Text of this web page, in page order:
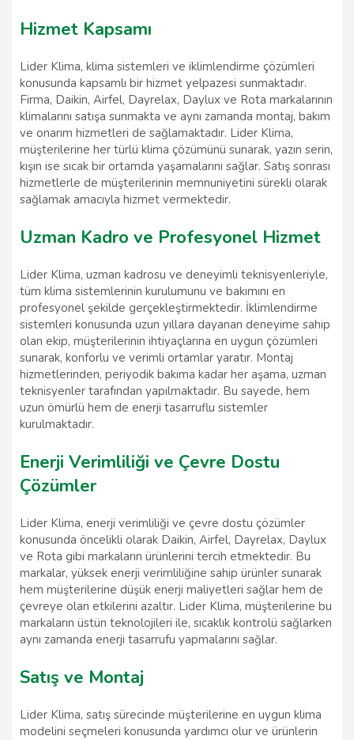
Hizmet Kapsamı
Lider Klima, klima sistemleri ve iklimlendirme çözümleri
konusunda kapsamlı bir hizmet yelpazesi sunmaktadır.
Firma, Daikin, Airfel, Dayrelax, Daylux ve Rota markalarının
klimalarını satışa sunmakta ve aynı zamanda montaj, bakım
ve onarım hizmetleri de sağlamaktadır. Lider Klima,
müşterilerine her türlü klima çözümünü sunarak, yazın serin,
kışın ise sıcak bir ortamda yaşamalarını sağlar. Satış sonrası
hizmetlerle de müşterilerinin memnuniyetini sürekli olarak
sağlamak amacıyla hizmet vermektedir.
Uzman Kadro ve Profesyonel Hizmet
Lider Klima, uzman kadrosu ve deneyimli teknisyenleriyle,
tüm klima sistemlerinin kurulumunu ve bakımını en
profesyonel şekilde gerçekleştirmektedir. İklimlendirme
sistemleri konusunda uzun yıllara dayanan deneyime sahip
olan ekip, müşterilerinin ihtiyaçlarına en uygun çözümleri
sunarak, konforlu ve verimli ortamlar yaratır. Montaj
hizmetlerinden, periyodik bakıma kadar her aşama, uzman
teknisyenler tarafından yapılmaktadır. Bu sayede, hem
uzun ömürlü hem de enerji tasarruflu sistemler
kurulmaktadır.
Enerji Verimliliği ve Çevre Dostu
Çözümler
Lider Klima, enerji verimliliği ve çevre dostu çözümler
konusunda öncelikli olarak Daikin, Airfel, Dayrelax, Daylux
ve Rota gibi markaların ürünlerini tercih etmektedir. Bu
markalar, yüksek enerji verimliliğine sahip ürünler sunarak
hem müşterilerine düşük enerji maliyetleri sağlar hem de
çevreye olan etkilerini azaltır. Lider Klima, müşterilerine bu
markaların üstün teknolojileri ile, sıcaklık kontrolü sağlarken
aynı zamanda enerji tasarrufu yapmalarını sağlar.
Satış ve Montaj
Lider Klima, satış sürecinde müşterilerine en uygun klima
modelini seçmeleri konusunda yardımcı olur ve ürünlerin